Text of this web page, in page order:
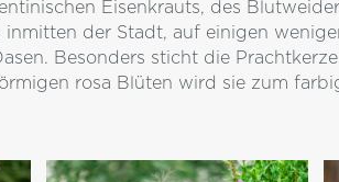
Eisenkrauts, des
der Stadt, auf einigen
Besonders sticht die
rosa Blüten wird sie zum